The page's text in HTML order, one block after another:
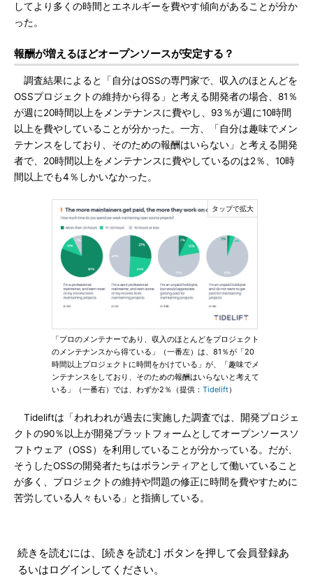
してより多くの時間とエネルギーを費やす傾向があることが分か
った。
報酬が増えるほどオープンソースが安定する？
調査結果によると「自分はOSSの専門家で、収入のほとんどを
OSSプロジェクトの維持から得る」と考える開発者の場合、81％
が週に20時間以上をメンテナンスに費やし、93％が週に10時間
以上を費やしていることが分かった。一方、「自分は趣味でメン
テナンスをしており、そのための報酬はいらない」と考える開発
者で、20時間以上をメンテナンスに費やしているのは2％、10時
間以上でも4％しかいなかった。
「プロのメンテナーであり、収入のほとんどをプロジェクト
のメンテナンスから得ている」（一番左）は、81％が「20
時間以上プロジェクトに時間をかけている」が、「趣味でメ
ンテナンスをしており、そのための報酬はいらないと考えて
いる」（一番右）では、わずか2％（提供： Tidelift）
Tideliftは「われわれが過去に実施した調査では、開発プロジェ
クトの90％以上が開発プラットフォームとしてオープンソースソ
フトウェア（OSS）を利用していることが分かっている。だが、
そうしたOSSの開発者たちはボランティアとして働いていること
が多く、プロジェクトの維持や問題の修正に時間を費やすために
苦労している人々もいる」と指摘している。
続きを読むには、[続きを読む] ボタンを押して会員登録あ
るいはログインしてください。